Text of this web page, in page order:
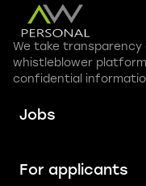
We take transparency
whistleblower
confidential
Jobs
For applicants